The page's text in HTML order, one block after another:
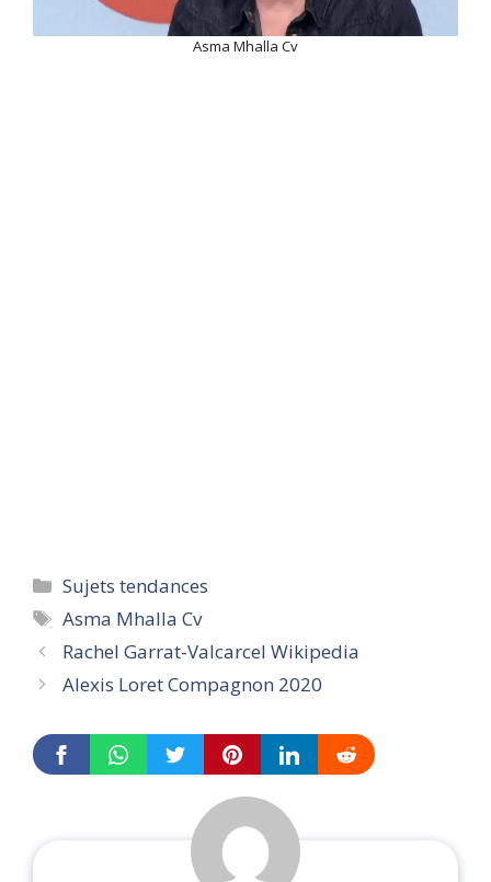
Asma Mhalla Cv
Categories
Sujets tendances
Tags
Asma Mhalla Cv
Rachel Garrat-Valcarcel Wikipedia
Alexis Loret Compagnon 2020